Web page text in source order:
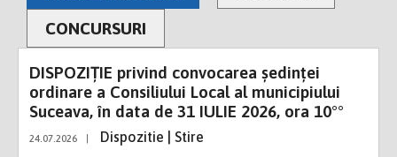
CONCURSURI
DISPOZIŢIE privind convocarea şedinţei
ordinare a Consiliului Local al municipiului
Suceava, în data de 31 IULIE 2026, ora 10°°
24.07.2026 Dispozitie | Stire